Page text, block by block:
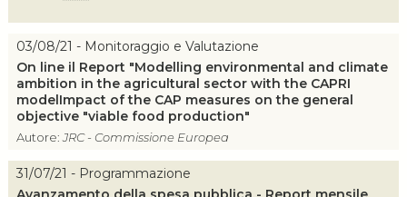
03/08/21 - Monitoraggio e Valutazione
On line il Report "Modelling environmental and climate
ambition in the agricultural sector with the CAPRI
modelImpact of the CAP measures on the general
objective "viable food production"
Autore:JRC - Commissione Europea
31/07/21 - Programmazione